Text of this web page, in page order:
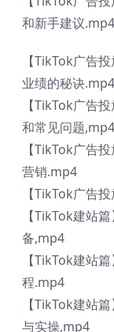
和新手建议.mp4
【TikTok广告
业绩的秘诀.mp4
【TikTok广告
和常见问题,mp4
【TikTok广告
营销.mp4
【TikTok广告
【TikTok建站
备,mp4
【TikTok建站
程.mp4
【TikTok建站
与实操,mp4